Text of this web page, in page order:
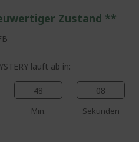
Zustand **
läuft ab in:
48
Min.
07
Sekunden